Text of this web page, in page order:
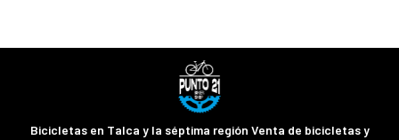
Bicicletas en Talca y la séptima región Venta de bicicletas y